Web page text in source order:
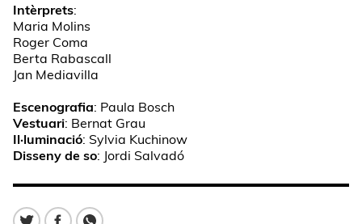
Intèrprets:
Maria Molins
Roger Coma
Berta Rabascall
Jan Mediavilla
Escenografia: Paula Bosch
Vestuari: Bernat Grau
Il·luminació: Sylvia Kuchinow
Disseny de so: Jordi Salvadó